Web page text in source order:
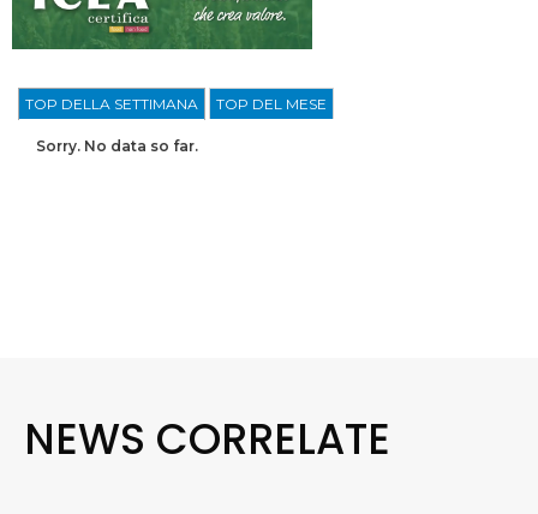
TOP DELLA SETTIMANA TOP DEL MESE
Sorry. No data so far.
NEWS CORRELATE